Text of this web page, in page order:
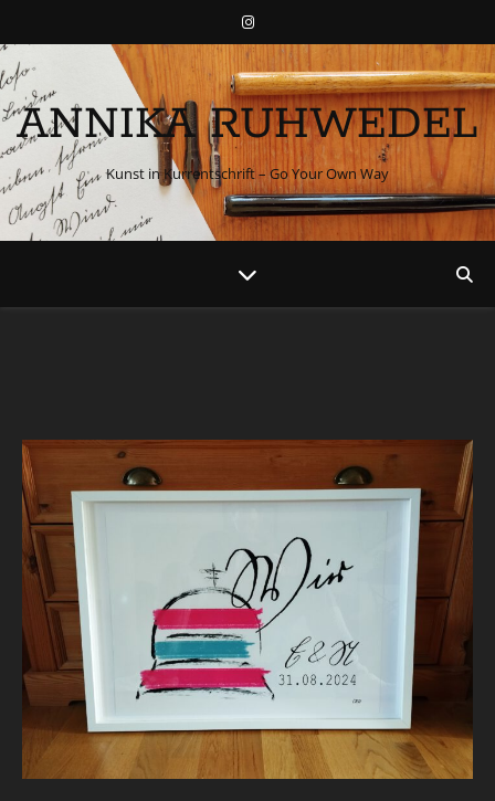
ANNIKA RUHWEDEL
Kunst in Kurrentschrift – Go Your Own Way